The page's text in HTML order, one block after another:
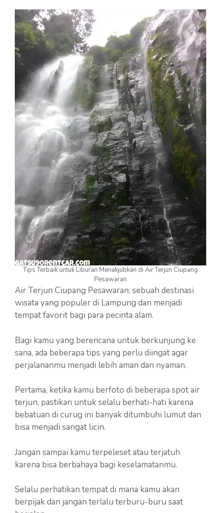
Tips Terbaik untuk Liburan Menakjubkan di Air Terjun Ciupang
Pesawaran
Air Terjun Ciupang Pesawaran, sebuah destinasi
wisata yang populer di Lampung dan menjadi
tempat favorit bagi para pecinta alam.
Bagi kamu yang berencana untuk berkunjung ke
sana, ada beberapa tips yang perlu diingat agar
perjalananmu menjadi lebih aman dan nyaman.
Pertama, ketika kamu berfoto di beberapa spot air
terjun, pastikan untuk selalu berhati-hati karena
bebatuan di curug ini banyak ditumbuhi lumut dan
bisa menjadi sangat licin.
Jangan sampai kamu terpeleset atau terjatuh
karena bisa berbahaya bagi keselamatanmu.
Selalu perhatikan tempat di mana kamu akan
berpijak dan jangan terlalu terburu-buru saat